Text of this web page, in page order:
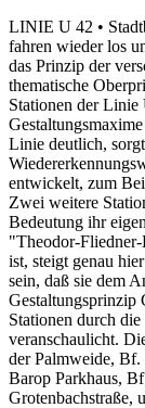
LINIE U 42 •
fahren wieder los
das Prinzip der
thematische
Stationen der Linie
Linie deutlich,
entwickelt, zum
Zwei weitere
Bedeutung ihr
"Theodor-
ist, steigt genau
sein, daß sie dem
Gestaltungsprinzip
Stationen durch
veranschaulicht.
der Palmweide,
Barop Parkhaus,
Grotenbachstraße,